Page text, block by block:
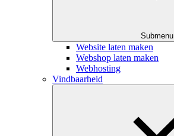
Submenu
Website laten maken
Webshop laten maken
Webhosting
Vindbaarheid